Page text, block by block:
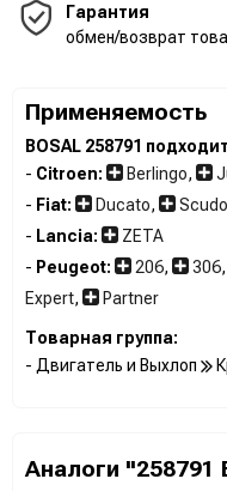
Гарантия
обмен/возврат
Применяемость
BOSAL 258791
- Citroen: Berlingo,
- Fiat: Ducato, Scudo
- Lancia:
ZETA
- Peugeot: 206, 306,
Expert, Partner
Товарная группа:
- Двигатель и Выхлоп
Аналоги "258791